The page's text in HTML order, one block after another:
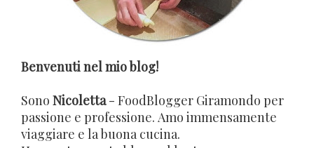
Benvenuti nel mio blog!
Sono Nicoletta- FoodBlogger Giramondo per
passione e professione. Amo immensamente
viaggiare e la buona cucina.